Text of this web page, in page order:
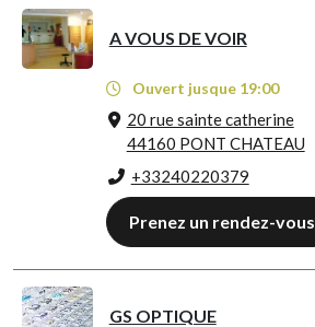
A VOUS DE VOIR
Ouvert jusque 19:00
20 rue sainte catherine
44160 PONT CHATEAU
+33240220379
Prenez un rendez-vous
GS OPTIQUE